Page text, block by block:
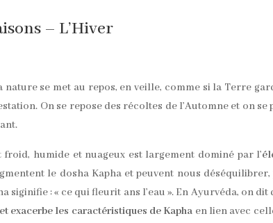
– L’Hiver
nature se met au repos, en veille, comme si la Terre
On se repose des récoltes de l’Automne et on
froid, humide et nuageux est largement dominé par l’
le dosha Kapha et peuvent nous
siginifie : « ce qui fleurit ans l’eau ». En Ayurvéda, on
exacerbe les caractéristiques de Kapha en lien avec